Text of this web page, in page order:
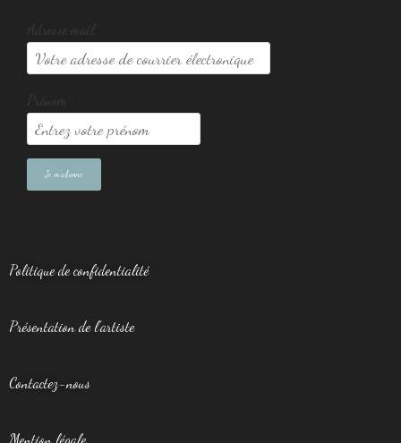
Adresse mail :
Prénom :
Politique de confidentialité
Présentation de l’artiste
Contactez-nous
Mention légale